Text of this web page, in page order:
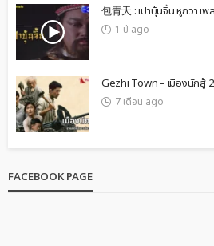
包青天 : เปาบุ้นจิ้น หูกวา เพ
1 ปี ago
Gezhi Town – เมืองนักสู้
7 เดือน ago
FACEBOOK PAGE